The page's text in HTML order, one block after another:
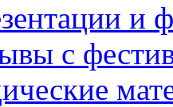
и
с